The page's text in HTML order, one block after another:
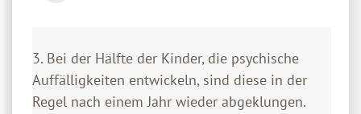
3. Bei der Hälfte der Kinder, die psychische
Auffälligkeiten entwickeln, sind diese in der
Regel nach einem Jahr wieder abgeklungen.